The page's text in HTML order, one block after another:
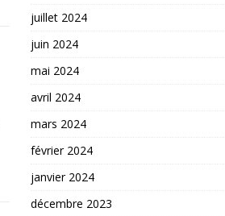
juillet 2024
juin 2024
mai 2024
avril 2024
mars 2024
février 2024
janvier 2024
décembre 2023